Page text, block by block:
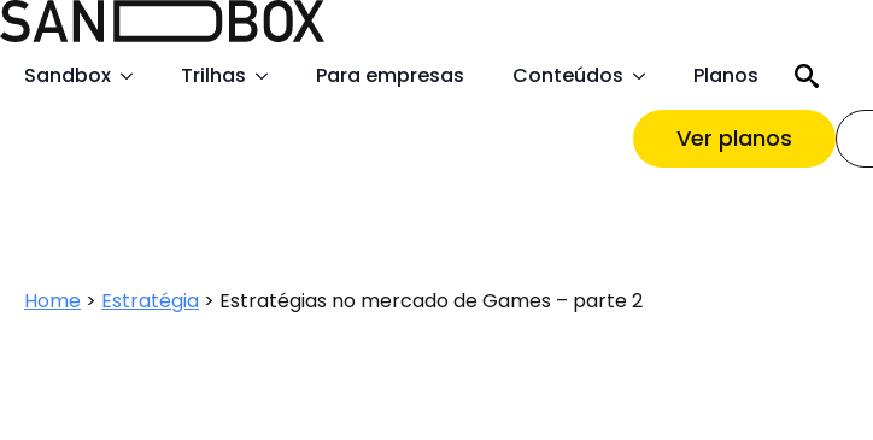
Sandbox Trilhas Para empresas Conteúdos Planos
for:
Ver planos
Home > Estratégia > Estratégias no mercado de Games – parte 2